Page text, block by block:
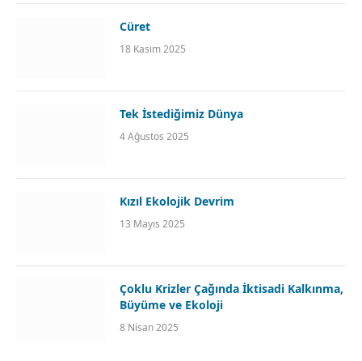
Cüret
18 Kasım 2025
Tek İstediğimiz Dünya
4 Ağustos 2025
Kızıl Ekolojik Devrim
13 Mayıs 2025
Çoklu Krizler Çağında İktisadi Kalkınma,
Büyüme ve Ekoloji
8 Nisan 2025